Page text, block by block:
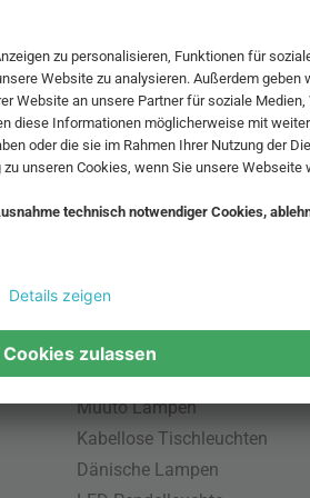
Pendellampe für Außen
Muuto Lampen
Kabellose Tischleuchten
Dänische Lampen